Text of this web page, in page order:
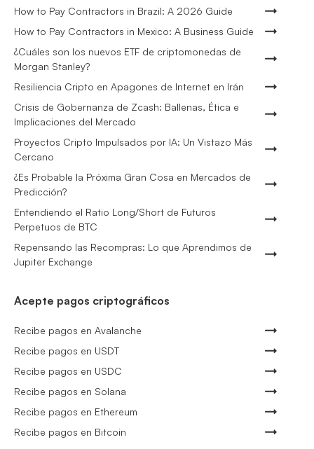
How to Pay Contractors in Brazil: A 2026 Guide
How to Pay Contractors in Mexico: A Business Guide
¿Cuáles son los nuevos ETF de criptomonedas de
Morgan Stanley?
Resiliencia Cripto en Apagones de Internet en Irán
Crisis de Gobernanza de Zcash: Ballenas, Ética e
Implicaciones del Mercado
Proyectos Cripto Impulsados por IA: Un Vistazo Más
Cercano
¿Es Probable la Próxima Gran Cosa en Mercados de
Predicción?
Entendiendo el Ratio Long/Short de Futuros
Perpetuos de BTC
Repensando las Recompras: Lo que Aprendimos de
Jupiter Exchange
Acepte pagos criptográficos
Recibe pagos en Avalanche
Recibe pagos en USDT
Recibe pagos en USDC
Recibe pagos en Solana
Recibe pagos en Ethereum
Recibe pagos en Bitcoin